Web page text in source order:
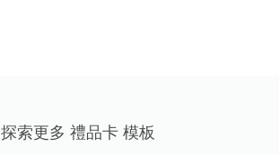
探索更多 禮品卡 模板